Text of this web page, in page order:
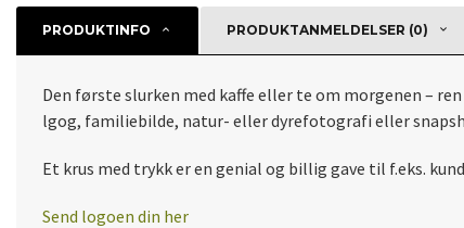
PRODUKTINFO PRODUKTANMELDELSER (0)
Den første slurken med kaffe eller te om morgenen –
lgog, familiebilde, natur- eller dyrefotografi eller
Et krus med trykk er en genial og billig gave til f.eks.
Send logoen din her